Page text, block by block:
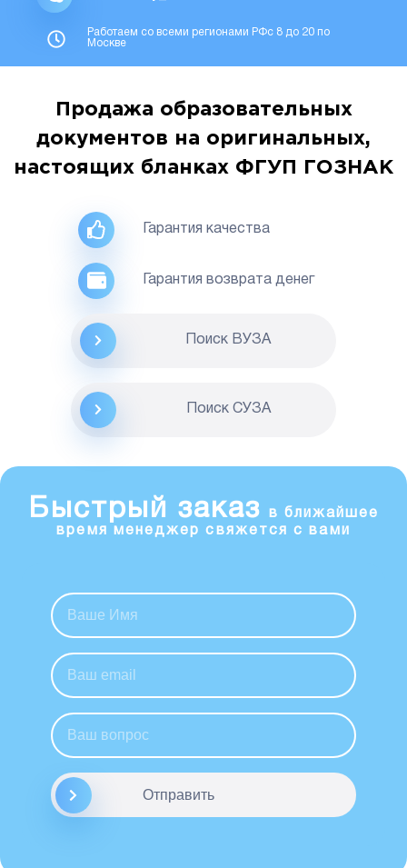
Работаем со всеми регионами РФс 8 до 20 по
Москве
Продажа образовательных
документов на оригинальных,
настоящих бланках ФГУП ГОЗНАК
Гарантия качества
Гарантия возврата денег
Поиск ВУЗА
Поиск CУЗА
Быстрый заказ
в ближайшее
время менеджер свяжется с вами
Отправить